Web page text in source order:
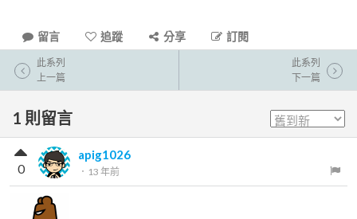
留言 追蹤 分享 訂閱
此系列
上一篇
此系列
下一篇
1 則留言
apig1026
． 13 年前
0